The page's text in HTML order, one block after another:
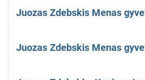
Juozas Zdebskis Menas
Juozas Zdebskis Menas